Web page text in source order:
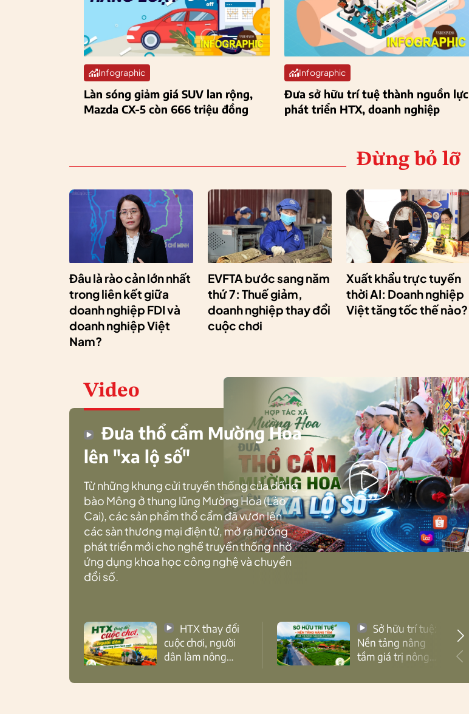
Infographic
Làn sóng giảm giá SUV lan rộng,
Mazda CX-5 còn 666 triệu đồng
Infographic
Đưa sở hữu trí tuệ thành nguồn lực
phát triển HTX, doanh nghiệp
Đừng bỏ lỡ
Đâu là rào cản lớn nhất
trong liên kết giữa
doanh nghiệp FDI và
doanh nghiệp Việt
Nam?
EVFTA bước sang năm
thứ 7: Thuế giảm,
doanh nghiệp thay đổi
cuộc chơi
Xuất khẩu trực tuyến
thời AI: Doanh nghiệp
Việt tăng tốc thế nào?
Video
Đưa thổ cẩm Mường Hoa
lên "xa lộ số"
Từ những khung cửi truyền thống của đồng
bào Mông ở thung lũng Mường Hoa (Lào
Cai), các sản phẩm thổ cẩm đã vươn lên
các sàn thương mại điện tử, mở ra hướng
phát triển mới cho nghề truyền thống nhờ
ứng dụng khoa học công nghệ và chuyển
đổi số.
cuộc chơi, người
dân làm nông
Nền tảng nâng
tầm giá trị nông